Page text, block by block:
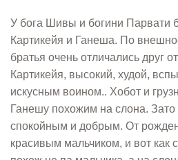
У бога Шивы и богини
Картикейя и Ганеша. По
братья очень отличались друг
Картикейя, высокий, худой,
искусным воином.. Хобот и
Ганешу похожим на слона.
спокойным и добрым. От
красивым мальчиком, и вот как